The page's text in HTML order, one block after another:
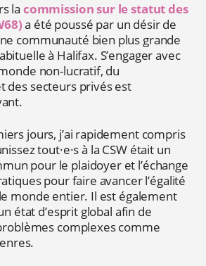
la commission sur le statut des
a été poussé par un désir de
communauté bien plus grande
à Halifax. S’engager avec
non-lucratif, du
des secteurs privés est
jours, j’ai rapidement compris
tout·e·s à la CSW était un
pour le plaidoyer et l’échange
pour faire avancer l’égalité
monde entier. Il est également
état d’esprit global afin de
complexes comme